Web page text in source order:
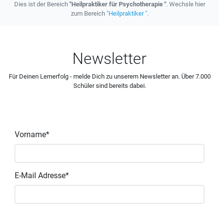
Dies ist der Bereich "Heilpraktiker für Psychotherapie ". Wechsle hier
zum Bereich "Heilpraktiker ".
Newsletter
Für Deinen Lernerfolg - melde Dich zu unserem Newsletter an. Über 7.000
Schüler sind bereits dabei.
Vorname*
E-Mail Adresse*